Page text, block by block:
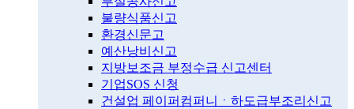
불량식품신고
환경신문고
예산낭비신고
지방보조금 부정수급 신고센터
기업SOS 신청
건설업 페이퍼컴퍼니ㆍ하도급부조리신고